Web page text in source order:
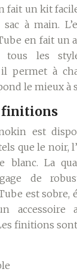
fait un kit
à main.
en fait un
tous les
permet à
le mieux à
finitions
est
que le noir,
blanc. La
de
est sobre,
accessoire
finitions